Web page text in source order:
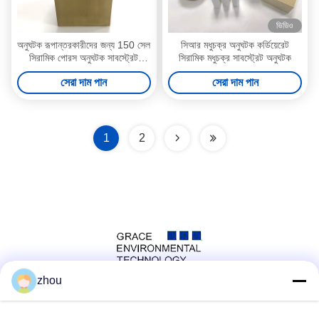
অনুঘটক রূপান্তরকারীদের জন্য 150 সেল
সিরামিক পোরস অনুঘটক সাবস্ট্রেট
উপাদান
সেরা দাম পান
ভিডিও
সিআর মধুচক্র অনুঘটক কর্ডিয়েরেট
সিরামিক মধুচক্র সাবস্ট্রেট অনুঘটক
সেরা দাম পান
1 2
zhou